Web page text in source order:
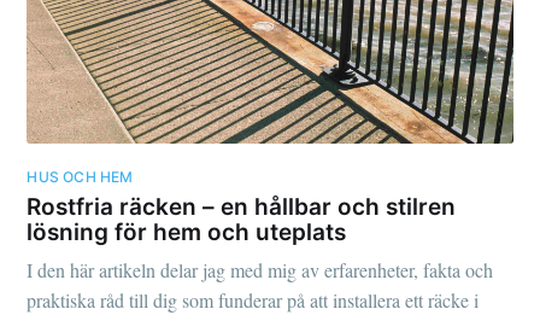
HUS OCH HEM
Rostfria räcken – en hållbar och stilren
lösning för hem och uteplats
I den här artikeln delar jag med mig av erfarenheter, fakta och
praktiska råd till dig som funderar på att installera ett räcke i